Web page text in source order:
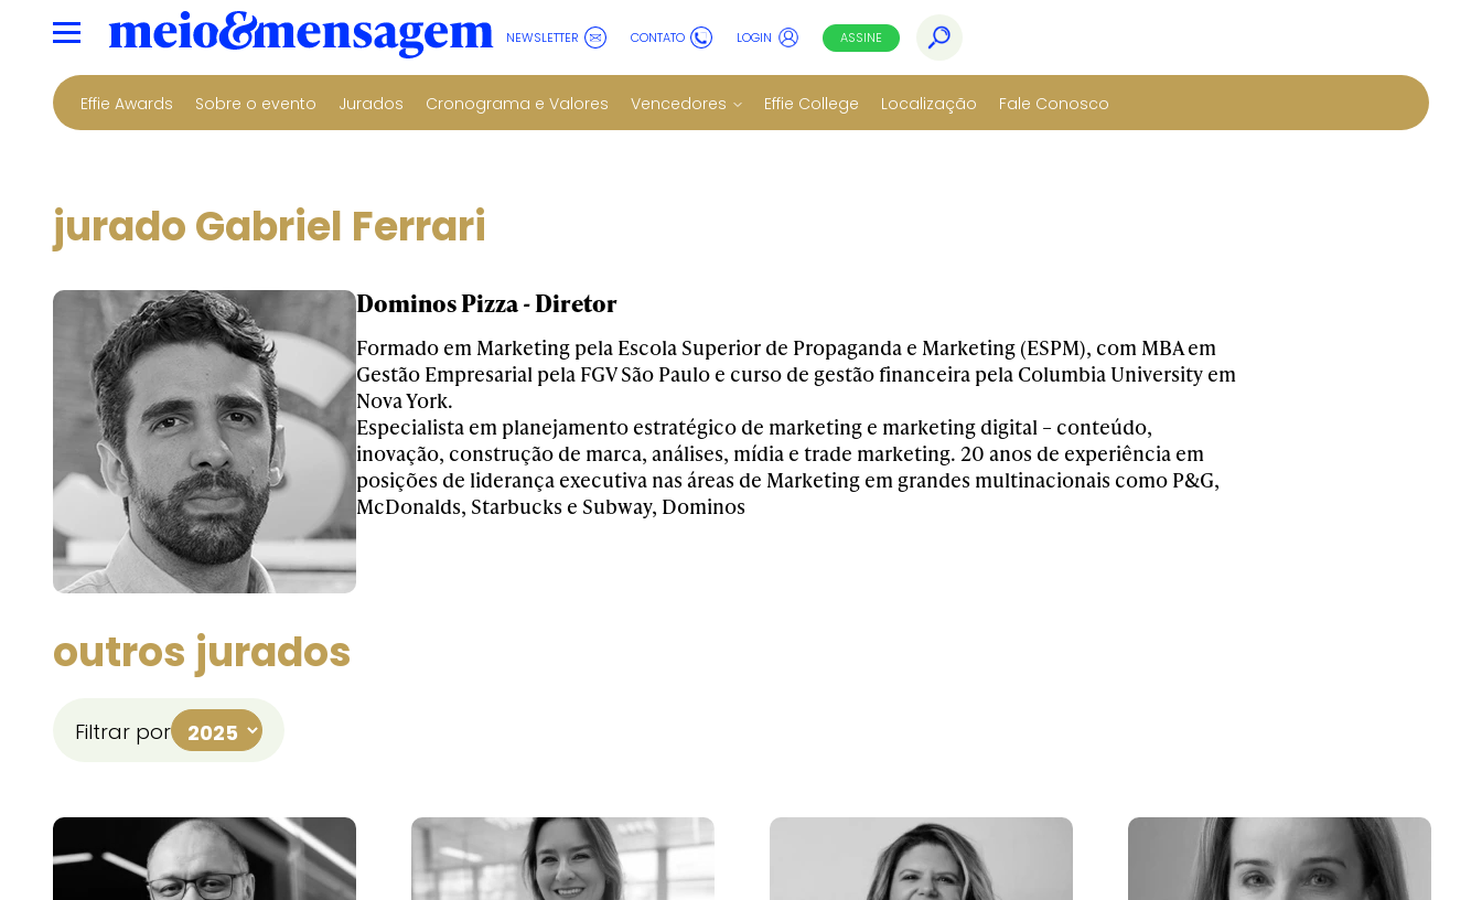
NEWSLETTER CONTATO LOGIN ASSINE
Effie Awards Sobre o evento Jurados Cronograma e Valores Vencedores Effie College Localização Fale Conosco
jurado Gabriel Ferrari
Dominos Pizza - Diretor
Formado em Marketing pela Escola Superior de Propaganda e Marketing (ESPM), com MBA em
Gestão Empresarial pela FGV São Paulo e curso de gestão financeira pela Columbia University em
Nova York.
Especialista em planejamento estratégico de marketing e marketing digital – conteúdo,
inovação, construção de marca, análises, mídia e trade marketing. 20 anos de experiência em
posições de liderança executiva nas áreas de Marketing em grandes multinacionais como P&G,
McDonalds, Starbucks e Subway, Dominos
outros jurados
Filtrar por